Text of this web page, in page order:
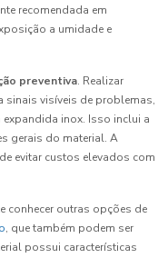
recomendada em
a umidade e
preventiva. Realizar
sinais visíveis de problemas,
inox. Isso inclui a
gerais do material. A
evitar custos elevados com
conhecer outras opções de
, que também podem ser
possui características